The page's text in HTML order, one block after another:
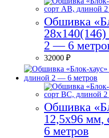
Обшивка
2 — 6
32000 ₽
Обшивка
12,5х96
6 метров